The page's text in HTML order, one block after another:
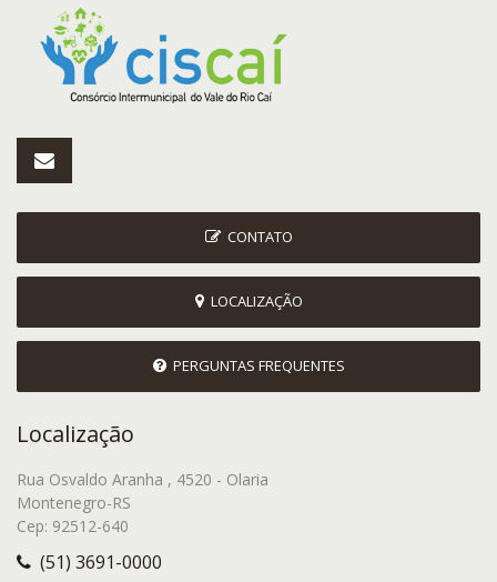
CONTATO
LOCALIZAÇÃO
PERGUNTAS FREQUENTES
Localização
Rua Osvaldo Aranha , 4520 - Olaria
Montenegro-RS
Cep: 92512-640
(51) 3691-0000